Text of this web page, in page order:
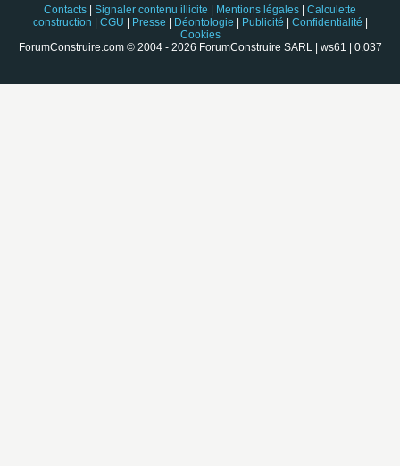
Contacts Signaler contenu illicite Mentions légales
Calculette
construction
CGU Presse Déontologie Publicité Confidentialité
Cookies
ForumConstruire.com © 2004 - 2026 ForumConstruire SARL | ws61 | 0.037